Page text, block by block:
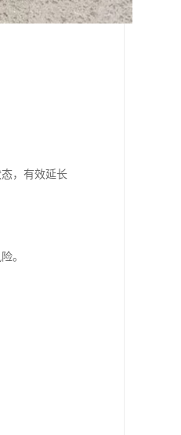
，有效延长
。